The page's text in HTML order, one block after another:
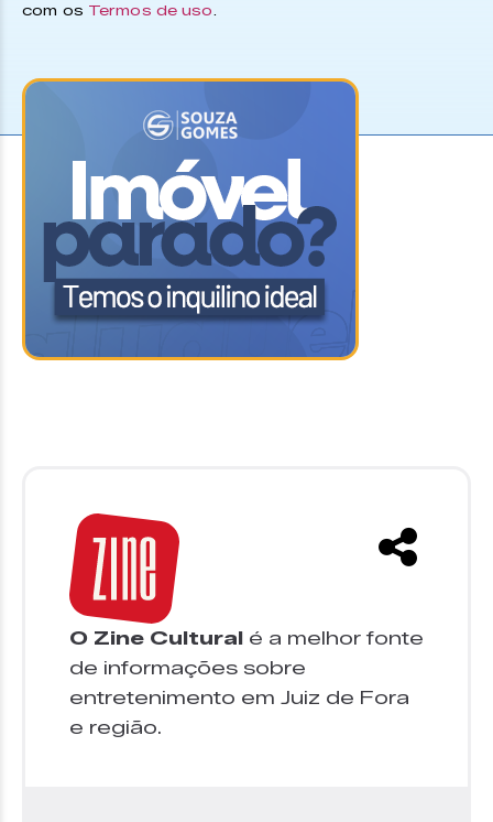
com os Termos de uso.
O Zine Cultural é a melhor fonte
de informações sobre
entretenimento em Juiz de Fora
e região.